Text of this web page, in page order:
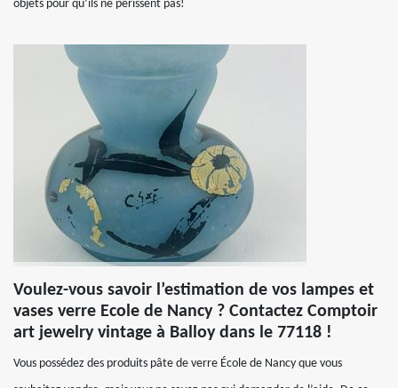
objets pour qu’ils ne périssent pas!
Voulez-vous savoir l’estimation de vos lampes et
vases verre Ecole de Nancy ? Contactez Comptoir
art jewelry vintage à Balloy dans le 77118 !
Vous possédez des produits pâte de verre École de Nancy que vous